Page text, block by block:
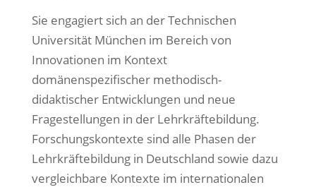
Sie engagiert sich an der Technischen
Universität München im Bereich von
Innovationen im Kontext
domänenspezifischer methodisch-
didaktischer Entwicklungen und neue
Fragestellungen in der Lehrkräftebildung.
Forschungskontexte sind alle Phasen der
Lehrkräftebildung in Deutschland sowie dazu
vergleichbare Kontexte im internationalen